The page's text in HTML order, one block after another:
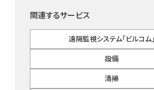
関連するサービス
遠隔監視システム「ビルコム」
設備
清掃